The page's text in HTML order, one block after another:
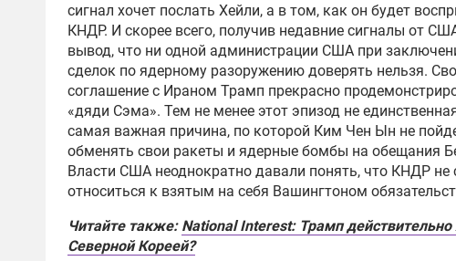
сигнал хочет послать Хейли, а в том, как он будет
КНДР. И скорее всего, получив недавние сигналы от
вывод, что ни одной администрации США при
сделок по ядерному разоружению доверять нельзя.
соглашение с Ираном Трамп прекрасно
«дяди Сэма». Тем не менее этот эпизод не
самая важная причина, по которой Ким Чен Ын не
обменять свои ракеты и ядерные бомбы на обещания
Власти США неоднократно давали понять, что КНДР не
относиться к взятым на себя Вашингтоном
Читайте также: National Interest: Трамп действительно
Северной Кореей?